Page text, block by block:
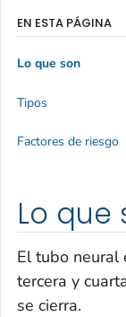
Lo que
El tubo neural
tercera y
se cierra.
EN ESTA PÁGINA
Lo que son
Tipos
Factores de riesgo